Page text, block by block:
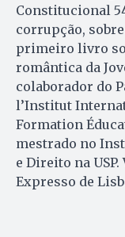
Constitucional
corrupção,
primeiro livro
romântica da
colaborador do
l’Institut
Formation
mestrado no
e Direito na
Expresso de